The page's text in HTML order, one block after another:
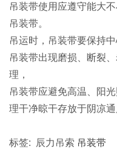
吊装带使用应遵守能大
吊装带。
吊运时，吊装带要保持
吊装带出现磨损、断裂
理，
吊装带应避免高温、阳
理干净晾干存放于阴凉通
标签: 辰力吊索 吊装带